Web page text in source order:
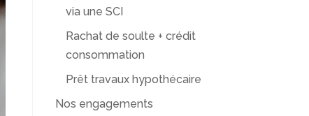
via une SCI
Rachat de soulte + crédit
consommation
Prêt travaux hypothécaire
Nos engagements